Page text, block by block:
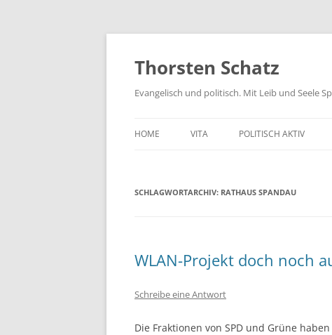
Zum
springen
Thorsten Schatz
Evangelisch und politisch. Mit Leib und Seele
HOME VITA POLITISCH AKTIV
SCHRIFTLICHE
SCHLAGWORTARCHIV: RATHAUS SPANDAU
WLAN-Projekt doch noch
Schreibe eine Antwort
Die Fraktionen von SPD und Grüne